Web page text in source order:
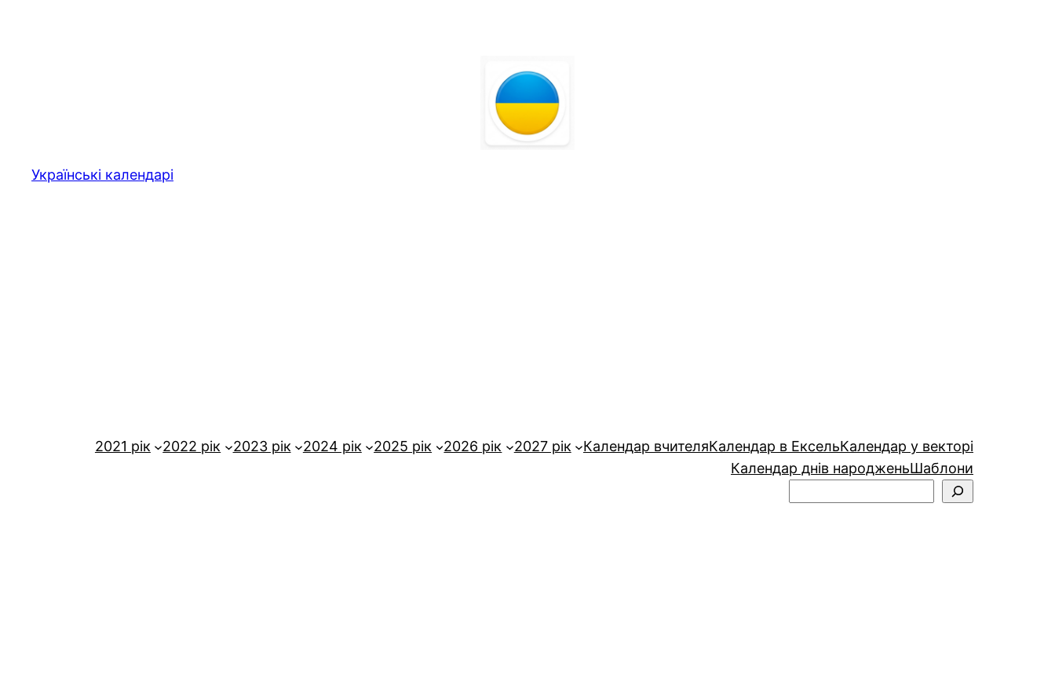
Українські календарі
2021 рік 2022 рік 2023 рік 2024 рік 2025 рік 2026 рік 2027 рік Календар вчителяКалендар в ЕксельКалендар у векторі
Календар днів народженьШаблони